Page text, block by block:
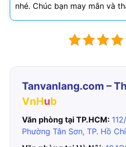
nhé. Chúc bạn may mắn và
Tanvanlang.com –
VnHub
Văn phòng tại TP.HCM:
Phường Tân Sơn, TP. Hồ